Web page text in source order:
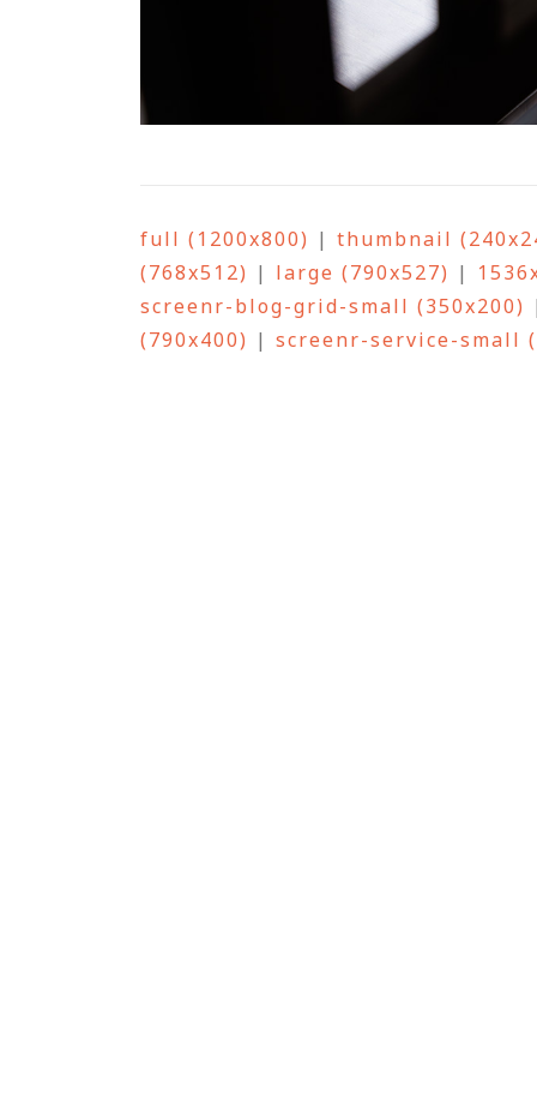
full (1200x800) | thumbnail
(768x512) | large (790x527) |
screenr-blog-grid-small (350x200)
(790x400) | screenr-service-small